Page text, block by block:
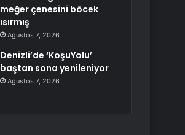
meğer çenesini böcek
ısırmış
Ağustos 7, 2026
Denizli’de ‘KoşuYolu’
baştan sona yenileniyor
Ağustos 7, 2026